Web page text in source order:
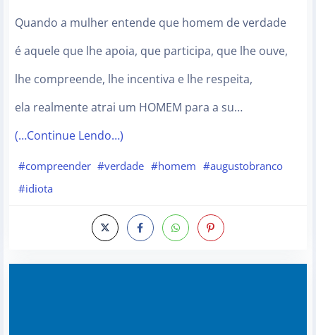
Quando a mulher entende que homem de verdade
é aquele que lhe apoia, que participa, que lhe ouve,
lhe compreende, lhe incentiva e lhe respeita,
ela realmente atrai um HOMEM para a su…
(…Continue Lendo…)
#compreender #verdade #homem #augustobranco
#idiota